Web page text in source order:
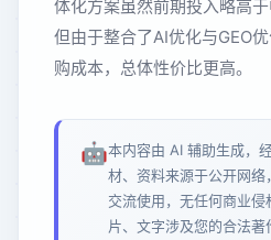
体化方案虽然前期投入略高于
但由于整合了AI优化与GEO
购成本，总体性价比更高。
🤖本内容由 AI 辅助生成，
材、资料来源于公开网络
交流使用，无任何商业
片、文字涉及您的合法